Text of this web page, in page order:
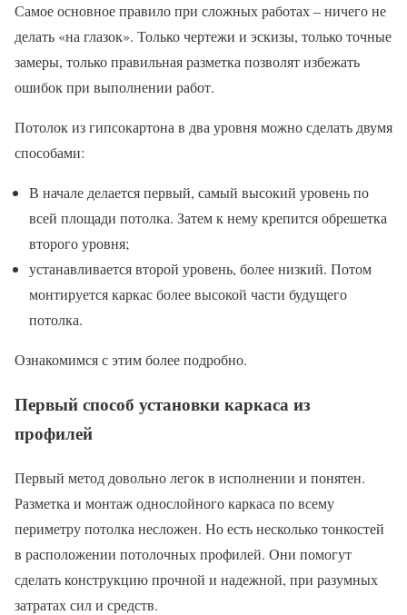
Самое основное правило при сложных работах – ничего не
делать «на глазок». Только чертежи и эскизы, только точные
замеры, только правильная разметка позволят избежать
ошибок при выполнении работ.
Потолок из гипсокартона в два уровня можно сделать двумя
способами:
В начале делается первый, самый высокий уровень по
всей площади потолка. Затем к нему крепится обрешетка
второго уровня;
устанавливается второй уровень, более низкий. Потом
монтируется каркас более высокой части будущего
потолка.
Ознакомимся с этим более подробно.
Первый способ установки каркаса из
профилей
Первый метод довольно легок в исполнении и понятен.
Разметка и монтаж однослойного каркаса по всему
периметру потолка несложен. Но есть несколько тонкостей
в расположении потолочных профилей. Они помогут
сделать конструкцию прочной и надежной, при разумных
затратах сил и средств.